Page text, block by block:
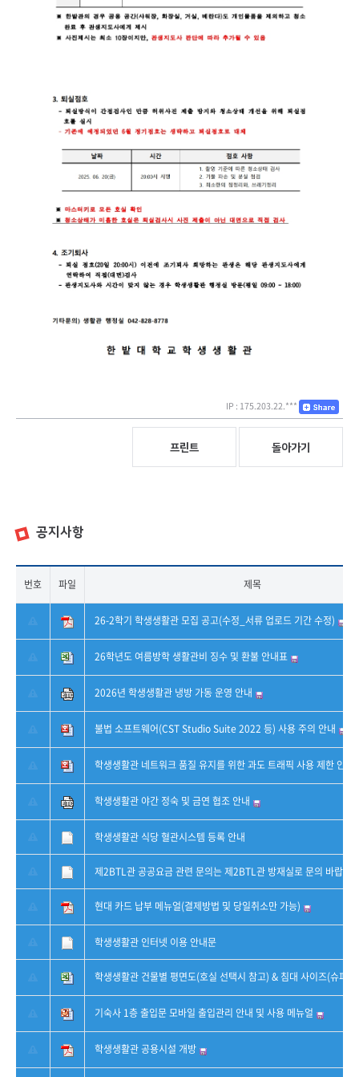
IP : 175.203.22.***
프린트 돌아가기
공지사항
번호 파일 제목
26-2학기 학생생활관 모집 공고(수정_서류 업로드 기간 수정)
26학년도 여름방학 생활관비 징수 및 환불 안내표
2026년 학생생활관 냉방 가동 운영 안내
불법 소프트웨어(CST Studio Suite 2022 등) 사용 주의 안내
학생생활관 네트워크 품질 유지를 위한 과도 트래픽 사용 제한 안내
학생생활관 야간 정숙 및 금연 협조 안내
학생생활관 식당 혈관시스템 등록 안내
제2BTL관 공공요금 관련 문의는 제2BTL관 방재실로 문의 바랍니
현대 카드 납부 메뉴얼(결제방법 및 당일취소만 가능)
학생생활관 인터넷 이용 안내문
학생생활관 건물별 평면도(호실 선택시 참고) & 침대 사이즈(슈퍼
기숙사 1층 출입문 모바일 출입관리 안내 및 사용 메뉴얼
학생생활관 공용시설 개방